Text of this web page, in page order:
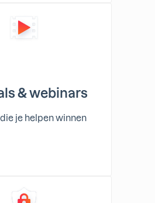
& webinars
je helpen winnen